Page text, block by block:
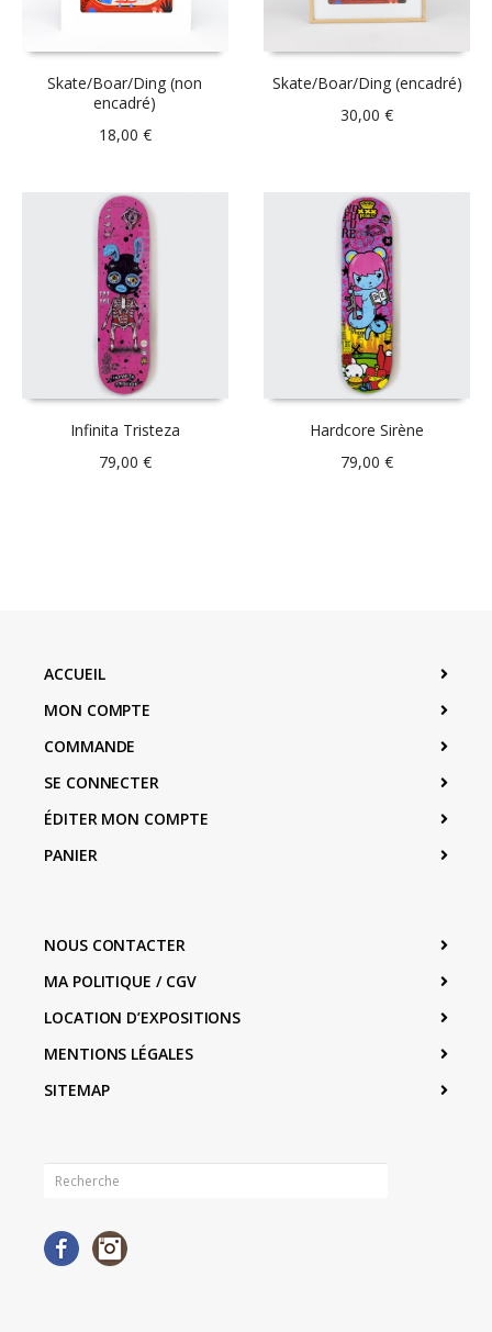
Skate/Boar/Ding (non
encadré)
18,00 €
Skate/Boar/Ding (encadré)
30,00€
Infinita Tristeza
79,00 €
Hardcore Sirène
79,00€
ACCUEIL
MON COMPTE
COMMANDE
SE CONNECTER
ÉDITER MON COMPTE
PANIER
NOUS CONTACTER
MA POLITIQUE / CGV
LOCATION D’EXPOSITIONS
MENTIONS LÉGALES
SITEMAP
Facebook